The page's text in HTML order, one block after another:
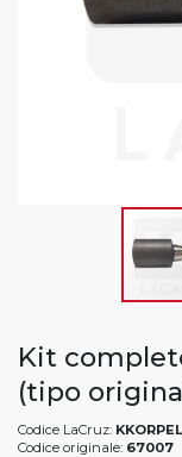
Kit
(tipo
Codice LaCruz: KKORPEL
Codice originale: 67007